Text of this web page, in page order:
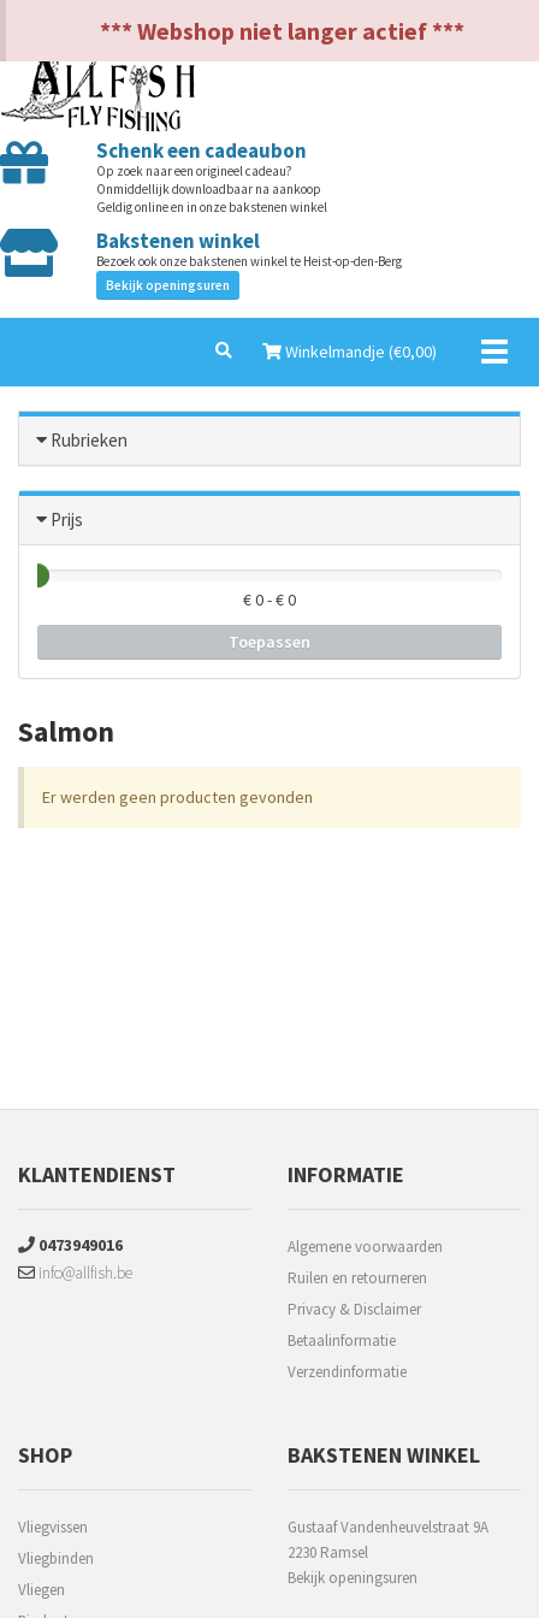
*** Webshop niet langer actief ***
Schenk een cadeaubon
Op zoek naar een origineel cadeau?
Onmiddellijk downloadbaar na aankoop
Geldig online en in onze bakstenen winkel
Bakstenen winkel
Bezoek ook onze bakstenen winkel te Heist-op-den-Berg
Bekijk openingsuren
Winkelmandje (€0,00)
Rubrieken
Prijs
€0- €0
Toepassen
Salmon
Er werden geen producten gevonden
KLANTENDIENST
0473949016
info@allfish.be
INFORMATIE
Algemene voorwaarden
Ruilen en retourneren
Privacy & Disclaimer
Betaalinformatie
Verzendinformatie
SHOP
Vliegvissen
Vliegbinden
Vliegen
BAKSTENEN WINKEL
Gustaaf Vandenheuvelstraat 9A
2230 Ramsel
Bekijk openingsuren